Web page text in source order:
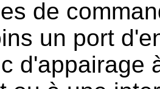
de
un port
d'appairage